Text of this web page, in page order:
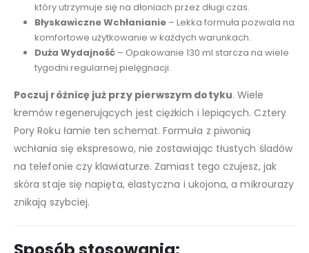
który utrzymuje się na dłoniach przez długi czas.
Błyskawiczne Wchłanianie– Lekka formuła pozwala na
komfortowe użytkowanie w każdych warunkach.
Duża Wydajność– Opakowanie 130 ml starcza na wiele
tygodni regularnej pielęgnacji.
Poczuj różnicę już przy pierwszym dotyku. Wiele
kremów regenerujących jest ciężkich i lepiących. Cztery
Pory Roku łamie ten schemat. Formuła z piwonią
wchłania się ekspresowo, nie zostawiając tłustych śladów
na telefonie czy klawiaturze. Zamiast tego czujesz, jak
skóra staje się napięta, elastyczna i ukojona, a mikrourazy
znikają szybciej.